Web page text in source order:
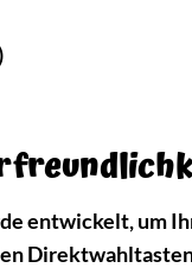
entwickelt, um